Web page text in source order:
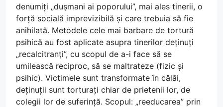
denumiți „dușmani ai poporului”, mai ales tinerii, o
forță socială imprevizibilă și care trebuia să fie
anihilată. Metodele cele mai barbare de tortură
psihică au fost aplicate asupra tinerilor deținuți
„recalcitranți”, cu scopul de a-i face să se
umilească reciproc, să se maltrateze (fizic și
psihic). Victimele sunt transformate în călăi,
deținuții sunt torturați chiar de prietenii lor, de
colegii lor de suferință. Scopul: „reeducarea” prin